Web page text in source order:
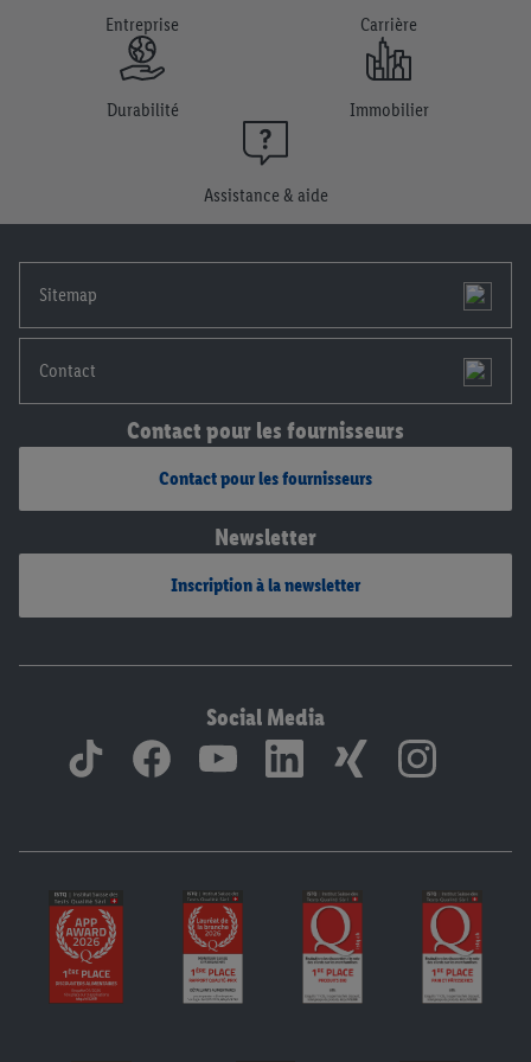
Entreprise Carrière
Durabilité Immobilier
Assistance & aide
Sitemap
Contact
Contact pour les fournisseurs
Contact pour les fournisseurs
Newsletter
Inscription à la newsletter
Social Media
plus amples informations, notamment sur la durée de
conservation des données et sur ton droit de révoquer ton
consentement à tout moment avec effet pour l’avenir, dans
déclaration de confidentialité
Pour consulter les